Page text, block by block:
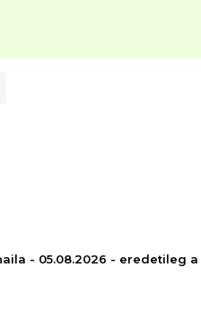
vásárlás után azonnal nyissa
- 05.08.2026 - eredetileg a